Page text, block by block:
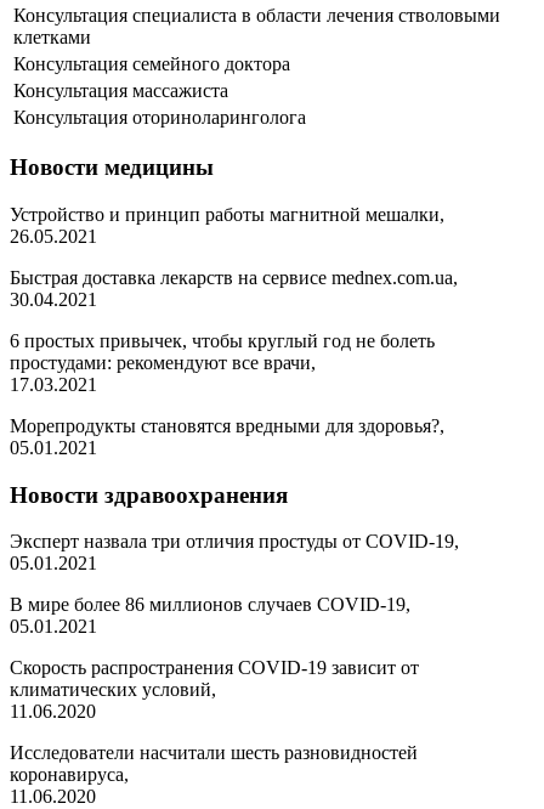
Консультация специалиста в области лечения стволовыми
клетками
Консультация семейного доктора
Консультация массажиста
Консультация оториноларинголога
Новости медицины
Устройство и принцип работы магнитной мешалки,
26.05.2021
Быстрая доставка лекарств на сервисе mednex.com.ua,
30.04.2021
6 простых привычек, чтобы круглый год не болеть
простудами: рекомендуют все врачи,
17.03.2021
Морепродукты становятся вредными для здоровья?,
05.01.2021
Новости здравоохранения
Эксперт назвала три отличия простуды от COVID-19,
05.01.2021
В мире более 86 миллионов случаев COVID-19,
05.01.2021
Скорость распространения COVID-19 зависит от
климатических условий,
11.06.2020
Исследователи насчитали шесть разновидностей
коронавируса,
11.06.2020